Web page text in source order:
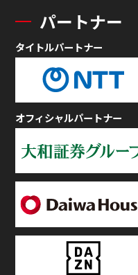
パートナー
タイトルパートナー
オフィシャルパートナー